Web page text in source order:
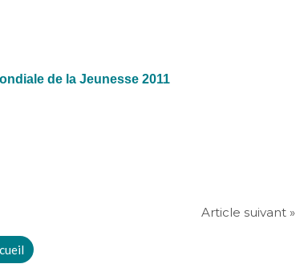
de la Jeunesse 2011
Article suivant »